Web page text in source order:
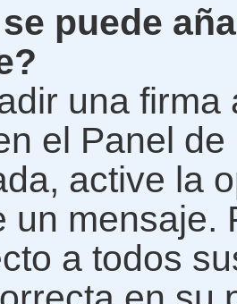
puede
una
el Panel
active la
un mensaje.
a todos